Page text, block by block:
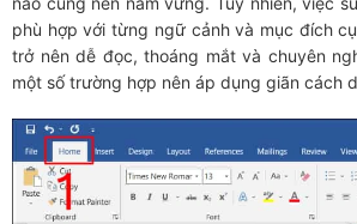
phù hợp với từng ngữ cảnh và mục đích
trở nên dễ đọc, thoáng mắt và chuyên
một số trường hợp nên áp dụng giãn cách